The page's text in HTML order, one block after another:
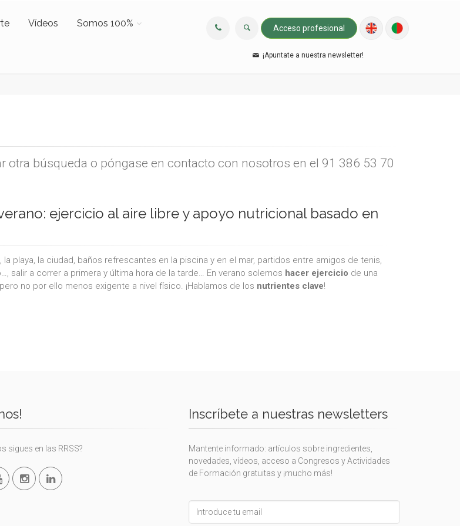
Vídeos Somos 100% Acceso profesional
¡Apuntate a nuestra newsletter!
otra búsqueda o póngase en contacto con nosotros en el 91 386 53 70
ejercicio al aire libre y apoyo nutricional basado en
la playa, la ciudad, baños refrescantes en la piscina y en el mar, partidos entre amigos de tenis,
salir a correr a primera y última hora de la tarde… En verano solemos hacer ejercicio de una
no por ello menos exigente a nivel físico. ¡Hablamos de los nutrientes clave!
sigues en las RRSS?
Inscríbete a nuestras newsletters
Mantente informado: artículos sobre ingredientes,
novedades, vídeos, acceso a Congresos y Actividades
de Formación gratuitas y ¡mucho más!
this
field